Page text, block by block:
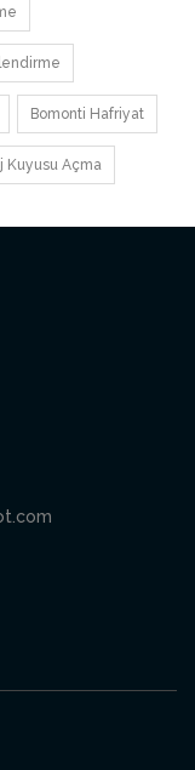
Bomonti Hafriyat
Kuyusu Açma